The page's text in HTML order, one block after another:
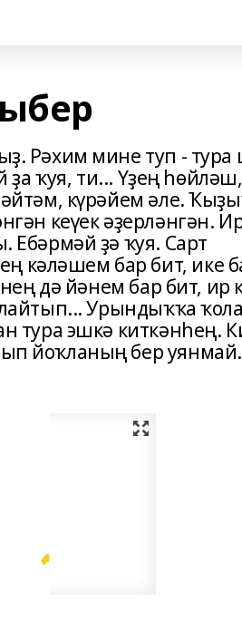
Рәхим мине туп - тура
ҙа ҡуя, ти... Үҙең
күрәйем әле.
кеүек әҙерләнгән.
Ебәрмәй ҙә ҡуя. Сарт
кәләшем бар бит, ике
дә йәнем бар бит, ир
Урындыҡҡа
тура эшкә киткәнһең.
йоҡланың бер